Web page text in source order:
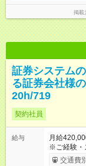
掲載
証券システム
る証券会社様
20h/719
契約社員
給与
月給
※ご経験・スキ
（月額10万円ま
交通費